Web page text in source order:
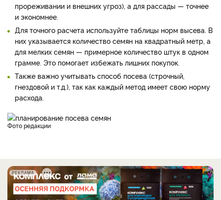
прореживании и внешних угроз), а для рассады — точнее
и экономнее.
Для точного расчета используйте таблицы норм высева. В
них указывается количество семян на квадратный метр, а
для мелких семян — примерное количество штук в одном
грамме. Это помогает избежать лишних покупок.
Также важно учитывать способ посева (строчный,
гнездовой и т.д.), так как каждый метод имеет свою норму
расхода.
фото редакции
РЕКЛАМА